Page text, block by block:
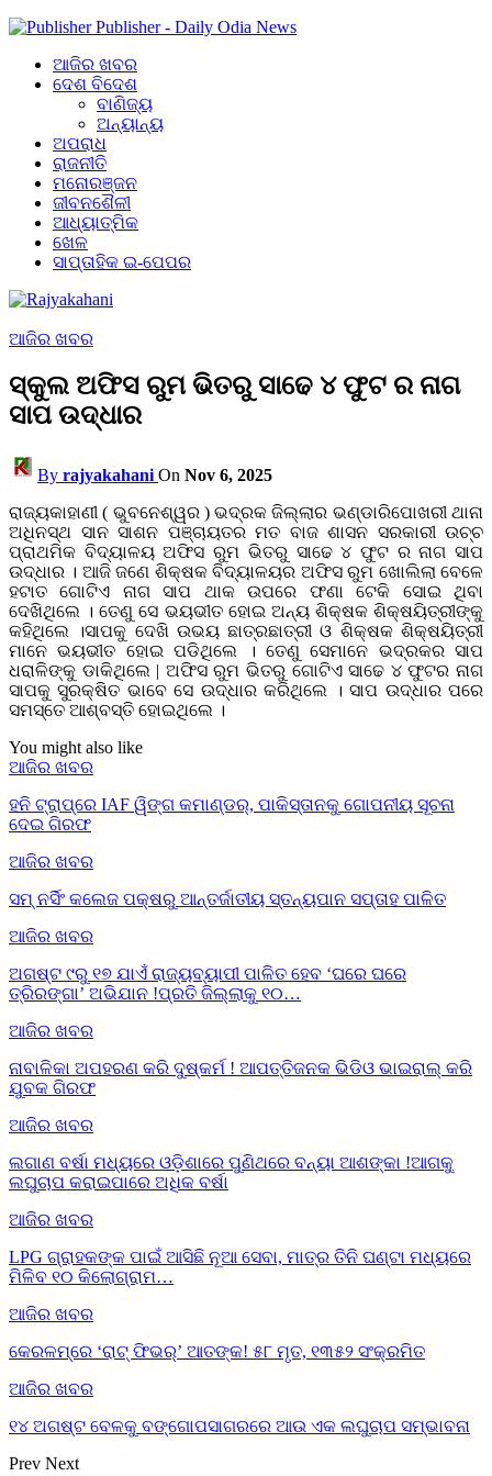
Publisher - Daily Odia News
ଆଜିର ଖବର
ଦେଶ ବିଦେଶ
ବାଣିଜ୍ୟ
ଅନ୍ୟାନ୍ୟ
ଅପରାଧ
ରାଜନୀତି
ମନୋରଞ୍ଜନ
ଜୀବନଶୈଳୀ
ଆଧ୍ୟାତ୍ମିକ
ଖେଳ
ସାପ୍ତାହିକ ଇ-ପେପର
ଆଜିର ଖବର
ସ୍କୁଲ ଅଫିସ ରୁମ ଭିତରୁ ସାଢେ ୪ ଫୁଟ ର ନାଗ
ସାପ ଉଦ୍ଧାର
By rajyakahani On Nov 6, 2025
ରାଜ୍ୟକାହାଣୀ ( ଭୁବନେଶ୍ୱର ) ଭଦ୍ରକ ଜିଲ୍ଲାର ଭଣ୍ଡାରିପୋଖରୀ ଥାନା
ଅଧିନସ୍ଥ ସାନ ସାଶନ ପଞ୍ଚାୟତର ମତ ବାଜ ଶାସନ ସରକାରୀ ଉଚ୍ଚ
ପ୍ରାଥମିକ ବିଦ୍ୟାଳୟ ଅଫିସ ରୁମ ଭିତରୁ ସାଢେ ୪ ଫୁଟ ର ନାଗ ସାପ
ଉଦ୍ଧାର । ଆଜି ଜଣେ ଶିକ୍ଷକ ବିଦ୍ୟାଳୟର ଅଫିସ ରୁମ ଖୋଲିଲା ବେଳେ
ହଟାତ ଗୋଟିଏ ନାଗ ସାପ ଥାକ ଉପରେ ଫଣା ଟେକି ସୋଇ ଥିବା
ଦେଖିଥିଲେ । ତେଣୁ ସେ ଭୟଭୀତ ହୋଇ ଅନ୍ୟ ଶିକ୍ଷକ ଶିକ୍ଷୟିତ୍ରୀଙ୍କୁ
କହିଥିଲେ ।ସାପକୁ ଦେଖି ଉଭୟ ଛାତ୍ରଛାତ୍ରୀ ଓ ଶିକ୍ଷକ ଶିକ୍ଷୟିତ୍ରୀ
ମାନେ ଭୟଭୀତ ହୋଇ ପଡିଥିଲେ । ତେଣୁ ସେମାନେ ଭଦ୍ରକର ସାପ
ଧରାଳିଙ୍କୁ ଡାକିଥିଲେ | ଅଫିସ ରୁମ ଭିତରୁ ଗୋଟିଏ ସାଢେ ୪ ଫୁଟର ନାଗ
ସାପକୁ ସୁରକ୍ଷିତ ଭାବେ ସେ ଉଦ୍ଧାର କରିଥିଲେ । ସାପ ଉଦ୍ଧାର ପରେ
ସମସ୍ତେ ଆଶ୍ବସ୍ତି ହୋଇଥିଲେ ।
You might also like
ଆଜିର ଖବର
ହନି ଟ୍ରାପ୍‌ରେ IAF ୱିଙ୍ଗ କମାଣ୍ଡର୍, ପାକିସ୍ତାନକୁ ଗୋପନୀୟ ସୂଚନା
ଦେଇ ଗିରଫ
ଆଜିର ଖବର
ସମ୍ ନର୍ସିଂ କଲେଜ ପକ୍ଷରୁ ଆନ୍ତର୍ଜାତୀୟ ସ୍ତନ୍ୟପାନ ସପ୍ତାହ ପାଳିତ
ଆଜିର ଖବର
ଅଗଷ୍ଟ ୯ରୁ ୧୭ ଯାଏଁ ରାଜ୍ୟବ୍ୟାପୀ ପାଳିତ ହେବ ‘ଘରେ ଘରେ
ତ୍ରିରଙ୍ଗା’ ଅଭିଯାନ !ପ୍ରତି ଜିଲ୍ଲାକୁ ୧୦…
ଆଜିର ଖବର
ନାବାଳିକା ଅପହରଣ କରି ଦୁଷ୍କର୍ମ ! ଆପତ୍ତିଜନକ ଭିଡିଓ ଭାଇରାଲ୍ କରି
ଯୁବକ ଗିରଫ
ଆଜିର ଖବର
ଲଗାଣ ବର୍ଷା ମଧ୍ୟରେ ଓଡ଼ିଶାରେ ପୁଣିଥରେ ବନ୍ୟା ଆଶଙ୍କା !ଆଗକୁ
ଲଘୁଚାପ କରାଇପାରେ ଅଧିକ ବର୍ଷା
ଆଜିର ଖବର
LPG ଗ୍ରାହକଙ୍କ ପାଇଁ ଆସିଛି ନୂଆ ସେବା, ମାତ୍ର ତିନି ଘଣ୍ଟା ମଧ୍ୟରେ
ମିଳିବ ୧୦ କିଲୋଗ୍ରାମ…
ଆଜିର ଖବର
କେରଳମ୍‌ରେ ‘ରାଟ୍ ଫିଭର୍’ ଆତଙ୍କ! ୫୮ ମୃତ, ୧୩୫୨ ସଂକ୍ରମିତ
ଆଜିର ଖବର
୧୪ ଅଗଷ୍ଟ ବେଳକୁ ବଙ୍ଗୋପସାଗରରେ ଆଉ ଏକ ଲଘୁଚାପ ସମ୍ଭାବନା
Prev Next